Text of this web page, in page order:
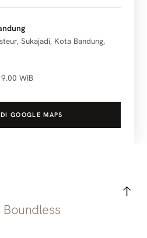
Sukajadi, Kota Bandung,
WIB
GOOGLE MAPS